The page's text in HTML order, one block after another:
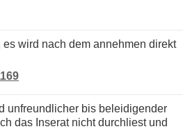
das Inserat nicht durchliest und